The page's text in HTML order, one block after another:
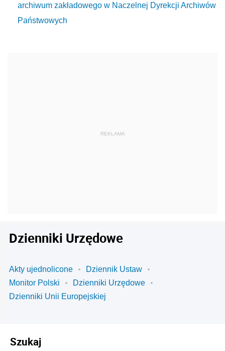
archiwum zakładowego w Naczelnej Dyrekcji Archiwów
Państwowych
Dzienniki Urzędowe
Akty ujednolicone
Dziennik Ustaw
Monitor Polski
Dzienniki Urzędowe
Dzienniki Unii Europejskiej
Szukaj